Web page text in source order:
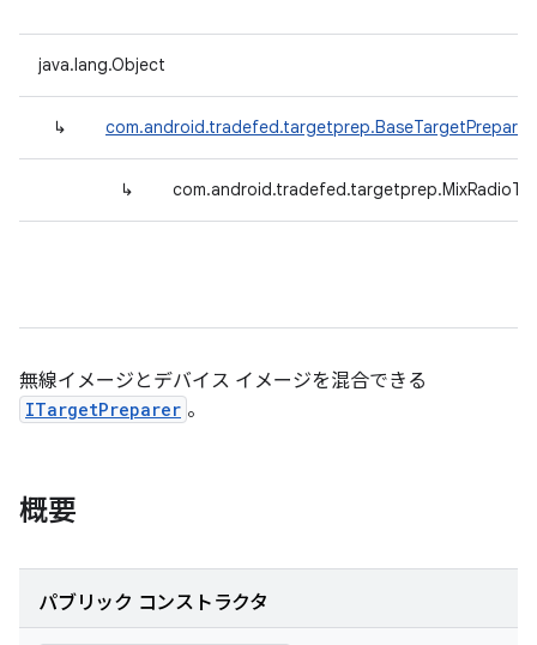
java.lang.Object
↳ com.android.tradefed.targetprep.BaseTargetPreparer
↳
無線イメージとデバイス イメージを混合できる
ITargetPreparer 。
概要
パブリック コンストラクタ